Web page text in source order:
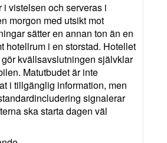
i vistelsen och serveras i
morgon med utsikt mot
sätter en annan ton än en
hotellrum i en storstad. Hotellet
kvällsavslutningen självklar
Matutbudet är inte
i tillgänglig information, men
signalerar
ska starta dagen väl